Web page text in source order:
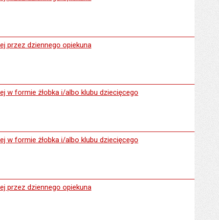
opiekuna
przez dziennego opiekuna
i/albo klubu dziecięcego
w formie żłobka i/albo klubu dziecięcego
i/albo klubu dziecięcego
w formie żłobka i/albo klubu dziecięcego
opiekuna
przez dziennego opiekuna